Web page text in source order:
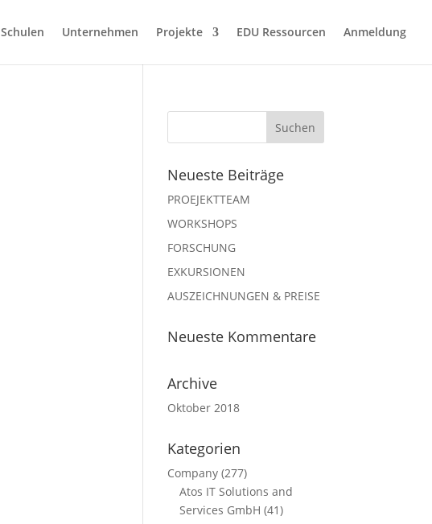
Schulen Unternehmen Projekte EDU Ressourcen Anmeldung
Neueste Beiträge
PROEJEKTTEAM
WORKSHOPS
FORSCHUNG
EXKURSIONEN
AUSZEICHNUNGEN & PREISE
Neueste Kommentare
Archive
Oktober 2018
Kategorien
Company (277)
Atos IT Solutions and
Services GmbH (41)